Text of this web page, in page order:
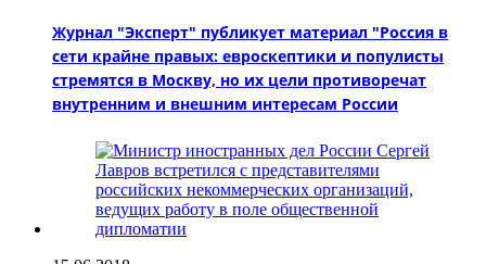
Журнал "Эксперт" публикует материал "Россия в
сети крайне правых: евроскептики и популисты
стремятся в Москву, но их цели противоречат
внутренним и внешним интересам России